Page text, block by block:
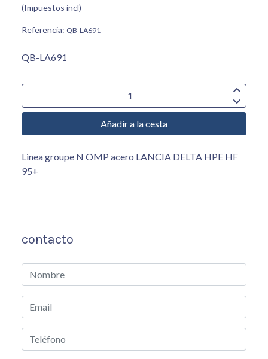
(Impuestos incl)
Referencia: QB-LA691
QB-LA691
Añadir a la cesta
Linea groupe N OMP acero LANCIA DELTA HPE HF
95+
contacto